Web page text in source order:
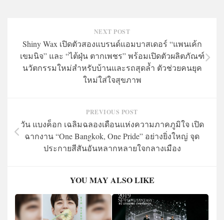
NEXT POST
Shiny Wax เปิดตัวสองแบรนด์แอมบาสเดอร์ “แพนเค้ก
เขมนิจ” และ “ไต้ฝุ่น ตากเพชร” พร้อมเปิดตัวผลิตภัณฑ์
นวัตกรรมใหม่สำหรับบ้านและรถสุดล้ำ ตัวช่วยคนยุค
ใหม่ใส่ใจสุขภาพ
PREVIOUS POST
วัน แบงค็อก เฉลิมฉลองเดือนแห่งความภาคภูมิใจ เปิด
ฉากงาน “One Bangkok, One Pride” อย่างยิ่งใหญ่ จุด
ประกายสีสันอันหลากหลายใจกลางเมือง
YOU MAY ALSO LIKE